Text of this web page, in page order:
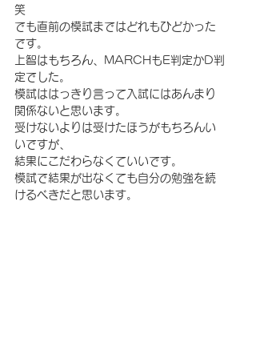
笑
でも直前の模試まではどれもひどかった
です。
上智はもちろん、MARCHもE判定かD判
定でした。
模試ははっきり言って入試にはあんまり
関係ないと思います。
受けないよりは受けたほうがもちろんい
いですが、
結果にこだわらなくていいです。
模試で結果が出なくても自分の勉強を続
けるべきだと思います。